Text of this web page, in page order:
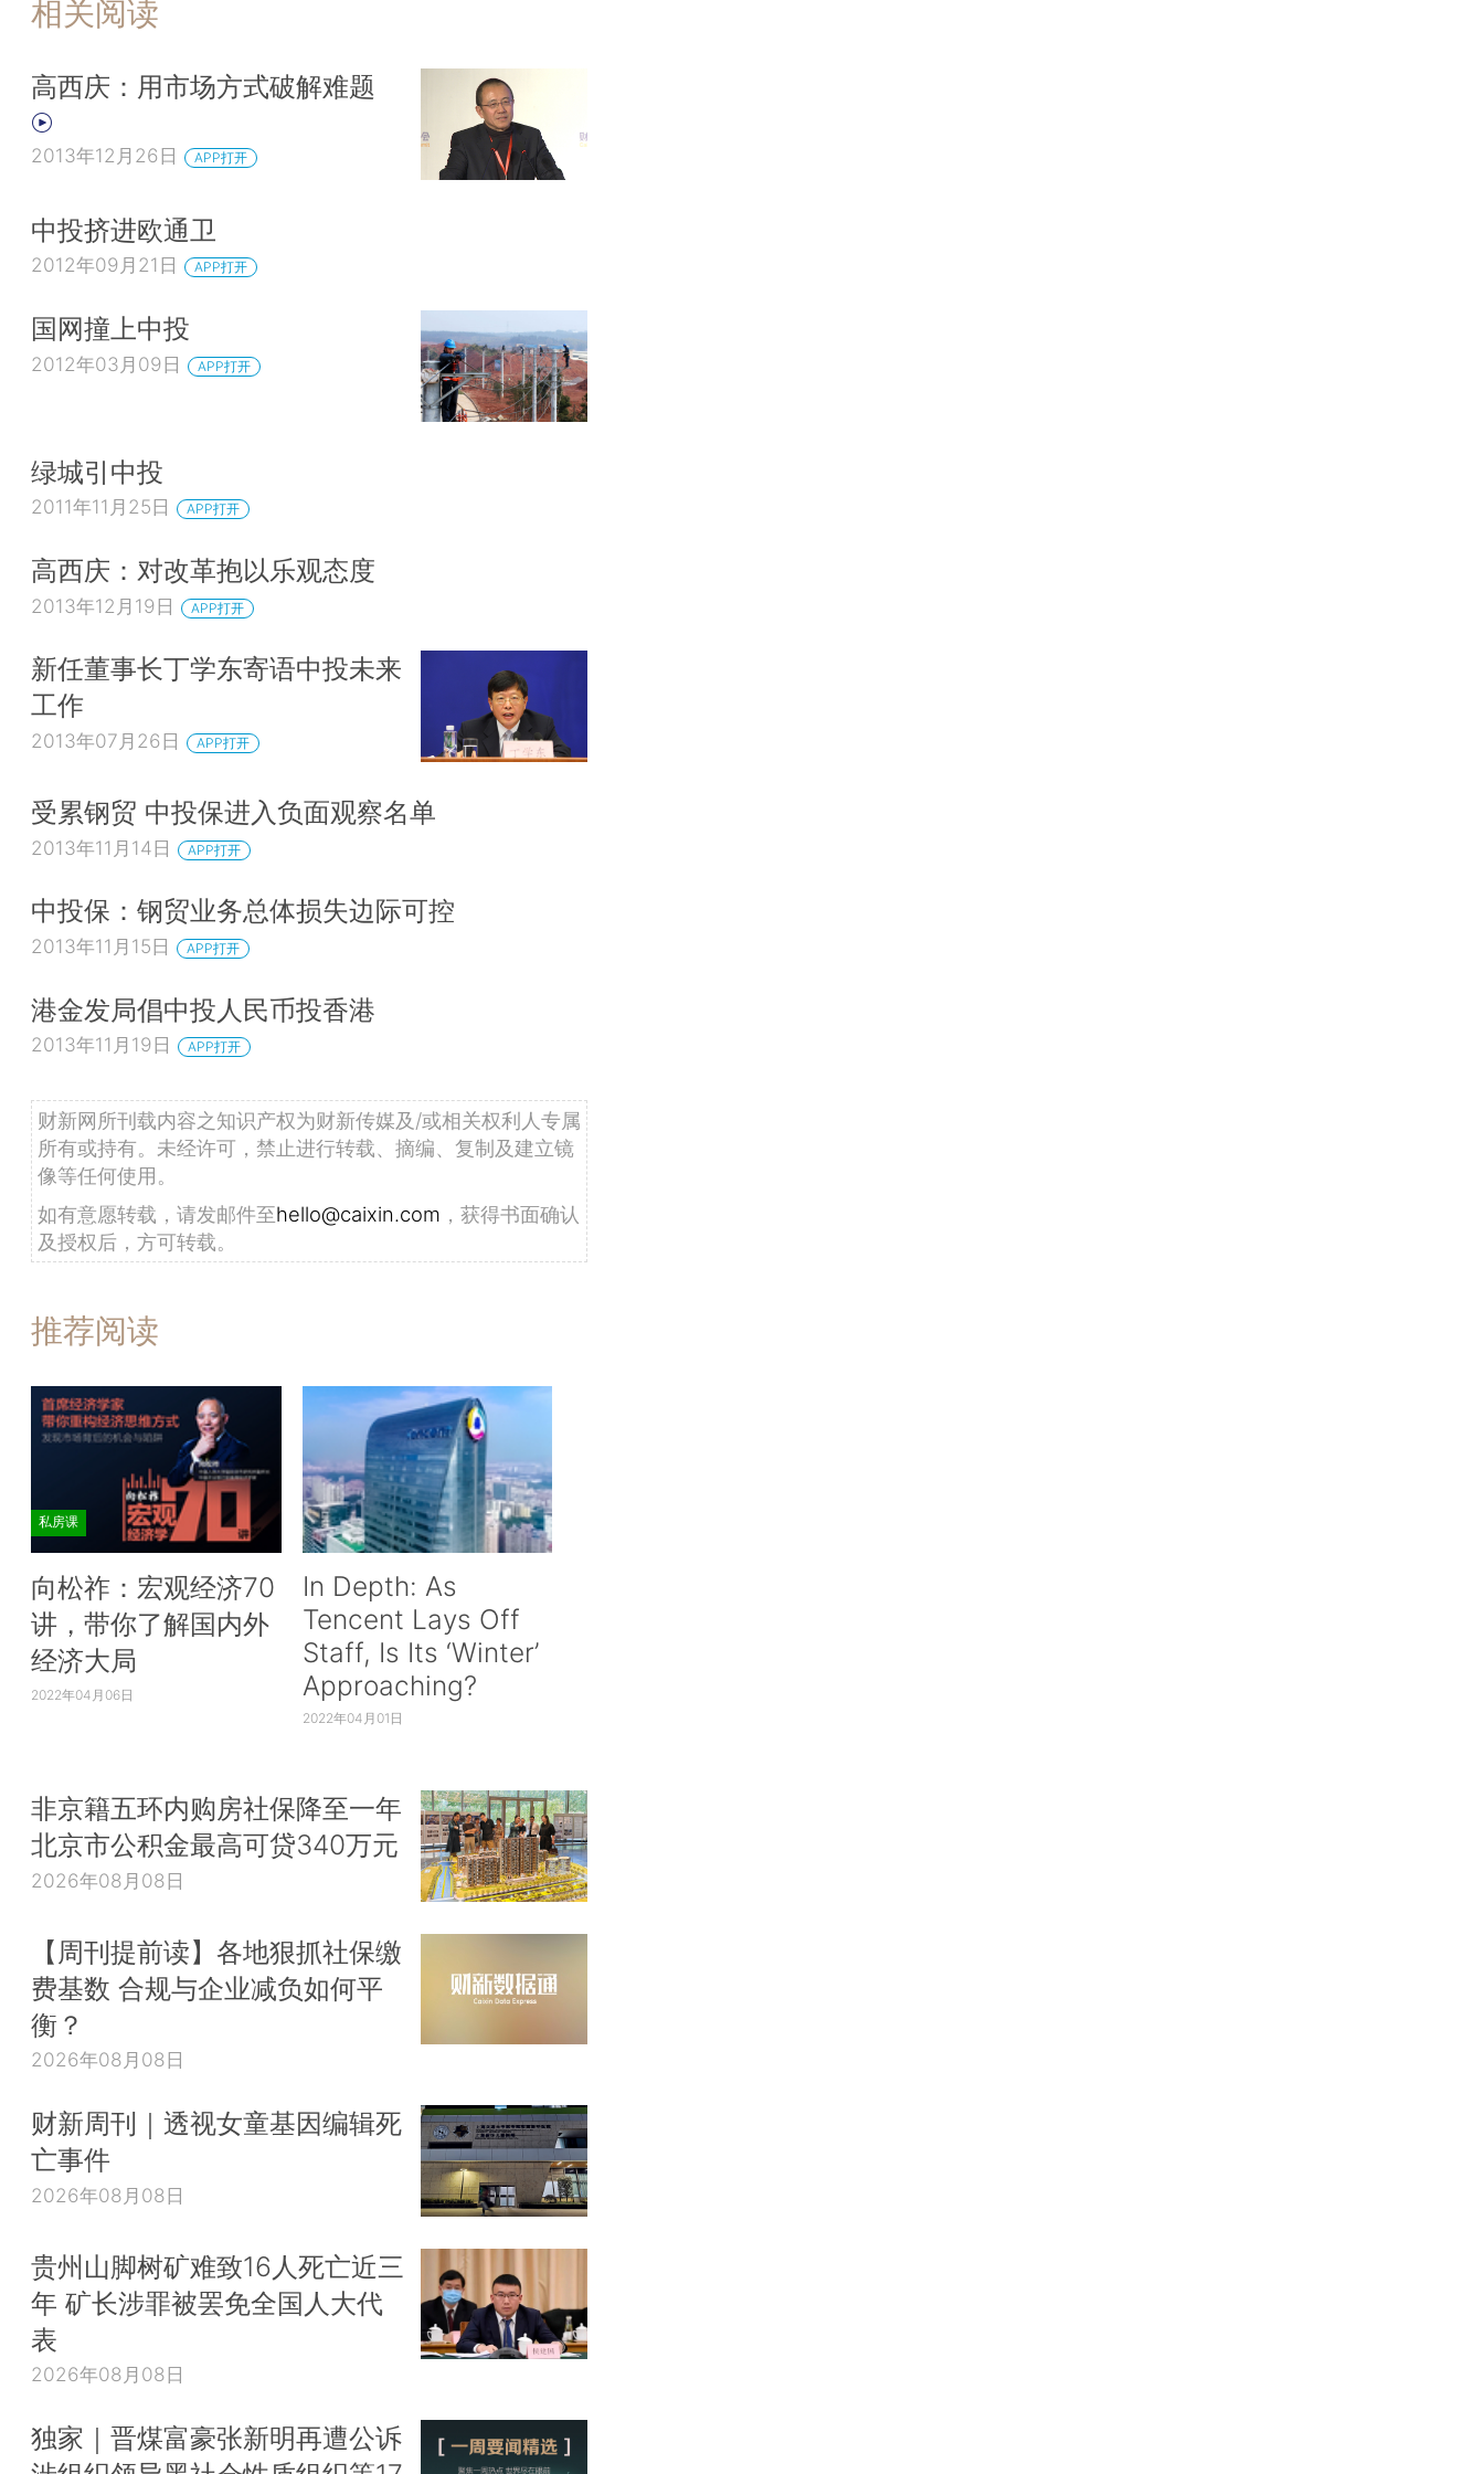
相关阅读
高西庆：用市场方式破解难题
2013年12月26日 APP打开
中投挤进欧通卫
2012年09月21日 APP打开
国网撞上中投
2012年03月09日 APP打开
绿城引中投
2011年11月25日 APP打开
高西庆：对改革抱以乐观态度
2013年12月19日 APP打开
新任董事长丁学东寄语中投未来
工作
2013年07月26日 APP打开
受累钢贸 中投保进入负面观察名单
2013年11月14日 APP打开
中投保：钢贸业务总体损失边际可控
2013年11月15日 APP打开
港金发局倡中投人民币投香港
2013年11月19日 APP打开
财新网所刊载内容之知识产权为财新传媒及/或相关权利人专属
所有或持有。未经许可，禁止进行转载、摘编、复制及建立镜
像等任何使用。
如有意愿转载，请发邮件至hello@caixin.com ，获得书面确认
及授权后，方可转载。
推荐阅读
私房课
向松祚：宏观经济70
讲，带你了解国内外
经济大局
2022年04月06日
In Depth: As
Tencent Lays Off
Staff, Is Its ‘Winter’
Approaching?
2022年04月01日
非京籍五环内购房社保降至一年
北京市公积金最高可贷340万元
2026年08月08日
【周刊提前读】各地狠抓社保缴
费基数 合规与企业减负如何平
衡？
2026年08月08日
财新周刊｜透视女童基因编辑死
亡事件
2026年08月08日
贵州山脚树矿难致16人死亡近三
年 矿长涉罪被罢免全国人大代
表
2026年08月08日
独家｜晋煤富豪张新明再遭公诉